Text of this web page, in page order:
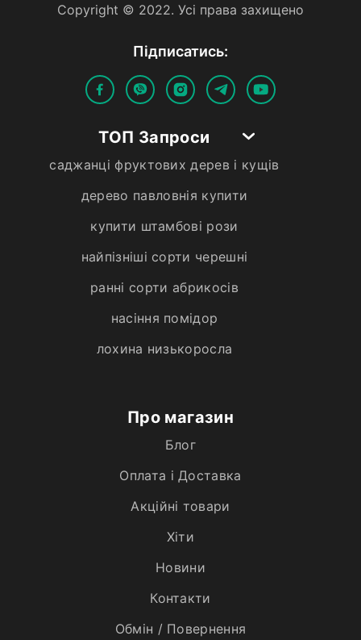
Copyright © 2022. Усi права захищено
Пiдписатись:
ТОП Запроси
саджанці фруктових дерев і кущів
дерево павловнія купити
купити штамбові рози
найпізніші сорти черешні
ранні сорти абрикосів
насіння помідор
лохина низькоросла
Про магазин
Блог
Оплата і Доставка
Акційні товари
Хiти
Новини
Контакти
Обмін / Повернення